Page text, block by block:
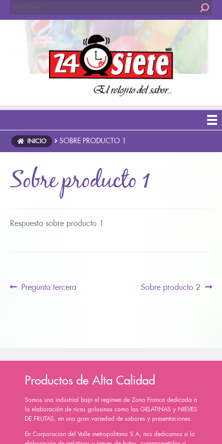
Buscar:
INICIO SOBRE PRODUCTO 1
Sobre producto 1
Respuesta sobre producto 1
Navegación
Previous
Pregunta tercera
Next
Sobre producto 2
Productos de Alta Calidad
Somos una industrial bajo el regimen de Zona Franca dedicada a
la elaboración de ricas golosinas como las GELATINAS y NIEVES
DE FRUTAS, en una gran variedad de sabores y presentaciones.
En Corporación del Valle metropolitano S.A, nos dedicamos a la